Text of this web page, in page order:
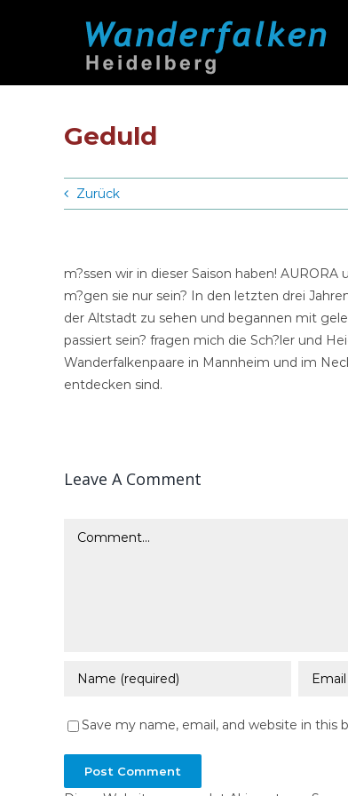
Geduld
Zurück
m?ssen wir in dieser Saison haben!
m?gen sie nur sein? In den letzten drei
der Altstadt zu sehen und begannen mit
passiert sein? fragen mich die Sch?ler und
Wanderfalkenpaare in Mannheim und im
entdecken sind.
Leave A Comment
Comment
Save my name, email, and website in